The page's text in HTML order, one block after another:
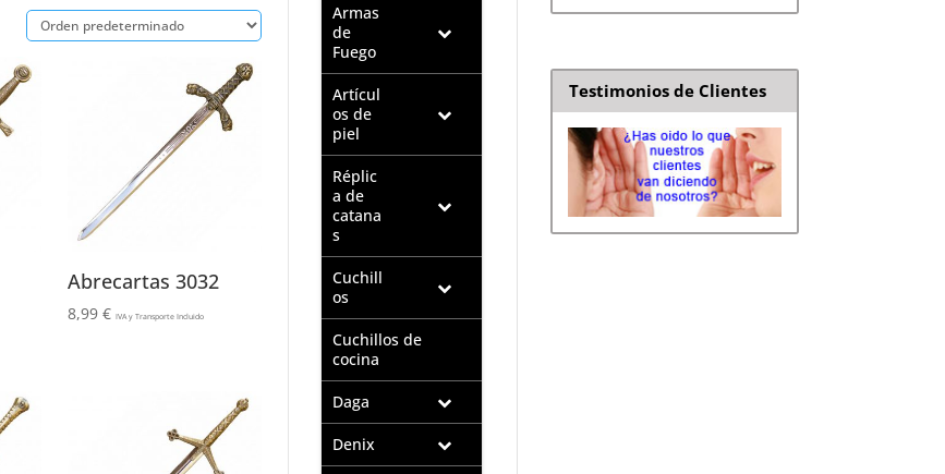
Abrecartas 3032
8,99 € IVA y Transporte Incluido
Armas
de
Fuego
Artícul
os de
piel
Réplic
a de
catana
s
Cuchill
os
Cuchillos de
cocina
Daga
Denix
Testimonios de Clientes